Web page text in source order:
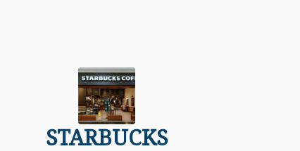
STARBUCKS